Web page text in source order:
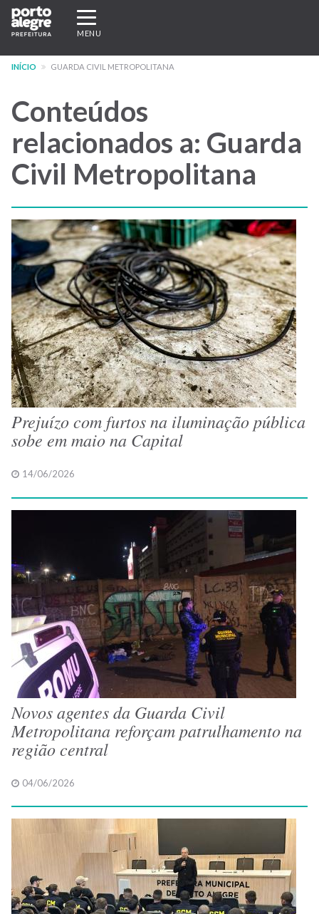
Pular
para
conteúdo
Expandir/recolher
navegação
MENU
INÍCIO GUARDA CIVIL METROPOLITANA
Conteúdos
relacionados a: Guarda
Civil Metropolitana
Prejuízo com furtos na iluminação pública
sobe em maio na Capital
14/06/2026
Novos agentes da Guarda Civil
Metropolitana reforçam patrulhamento na
região central
04/06/2026